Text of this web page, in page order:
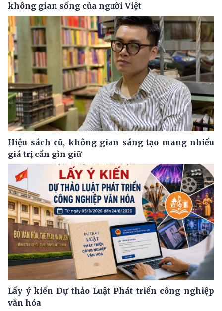
không gian sống của người Việt
Hiệu sách cũ, không gian sáng tạo mang nhiều
giá trị cần gìn giữ
Lấy ý kiến Dự thảo Luật Phát triển công nghiệp
văn hóa